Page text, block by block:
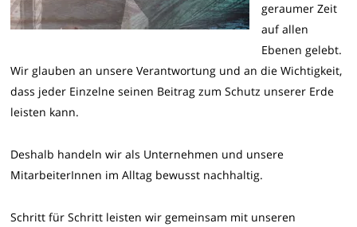
geraumer Zeit
auf allen
Ebenen gelebt.
Wir glauben an unsere Verantwortung und an die Wichtigkeit,
dass jeder Einzelne seinen Beitrag zum Schutz unserer Erde
leisten kann.
Deshalb handeln wir als Unternehmen und unsere
MitarbeiterInnen im Alltag bewusst nachhaltig.
Schritt für Schritt leisten wir gemeinsam mit unseren